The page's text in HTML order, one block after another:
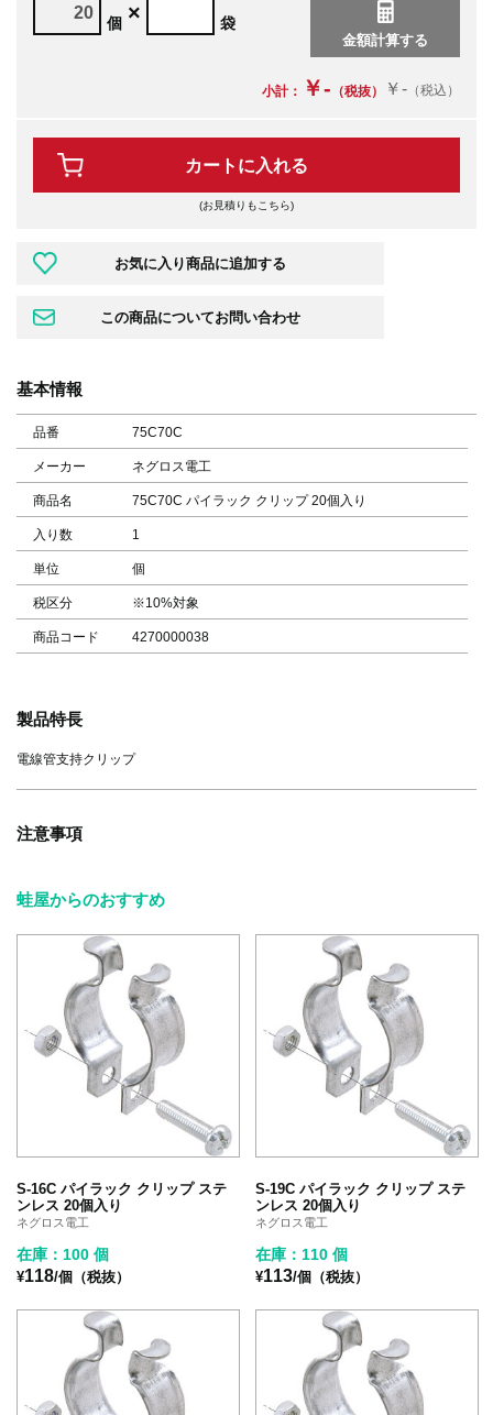
個 × 袋
小計： ￥- （税抜） ￥- （税込）
カートに入れる
(お見積りもこちら)
基本情報
品番 75C70C
メーカー ネグロス電工
商品名 75C70C パイラック クリップ 20個入り
入り数 1
単位 個
税区分 ※10%対象
商品コード 4270000038
製品特長
電線管支持クリップ
注意事項
蛙屋からのおすすめ
S-16C パイラック クリップ ステ
ンレス 20個入り
ネグロス電工
在庫：100 個
¥118/個（税抜）
S-19C パイラック クリップ ステ
ンレス 20個入り
ネグロス電工
在庫：110 個
¥113/個（税抜）